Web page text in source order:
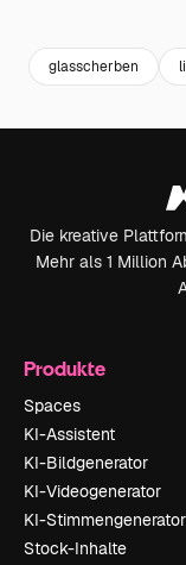
glasscherben
Die kreative
Mehr als 1 Million
Produkte
Spaces
KI-Assistent
KI-Bildgenerator
KI-Videogenerator
KI-Stimmengenerator
Stock-Inhalte